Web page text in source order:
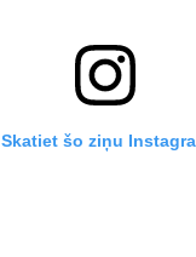
Skatiet šo ziņu